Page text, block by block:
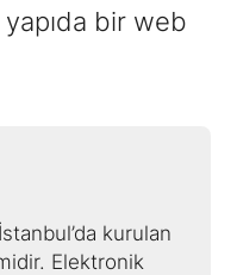
yapıda bir web
kurulan
Elektronik